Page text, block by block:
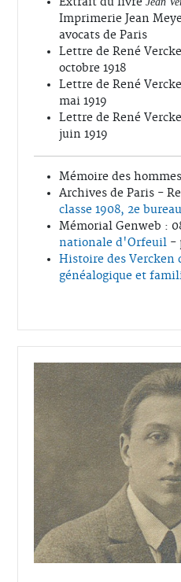
Imprimerie Jean
avocats de Paris
Lettre de René
octobre 1918
Lettre de René
mai 1919
Lettre de René
juin 1919
Mémoire des
Archives de Paris -
classe 1908, 2e
Mémorial Genweb :
nationale d'Orfeuil -
Histoire des Vercken
généalogique et